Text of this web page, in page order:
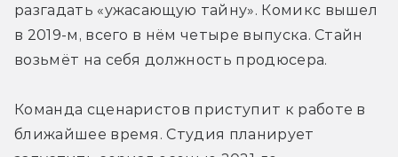
разгадать «ужасающую тайну». Комикс вышел
в 2019-м, всего в нём четыре выпуска. Стайн
возьмёт на себя должность продюсера.
Команда сценаристов приступит к работе в
ближайшее время. Студия планирует